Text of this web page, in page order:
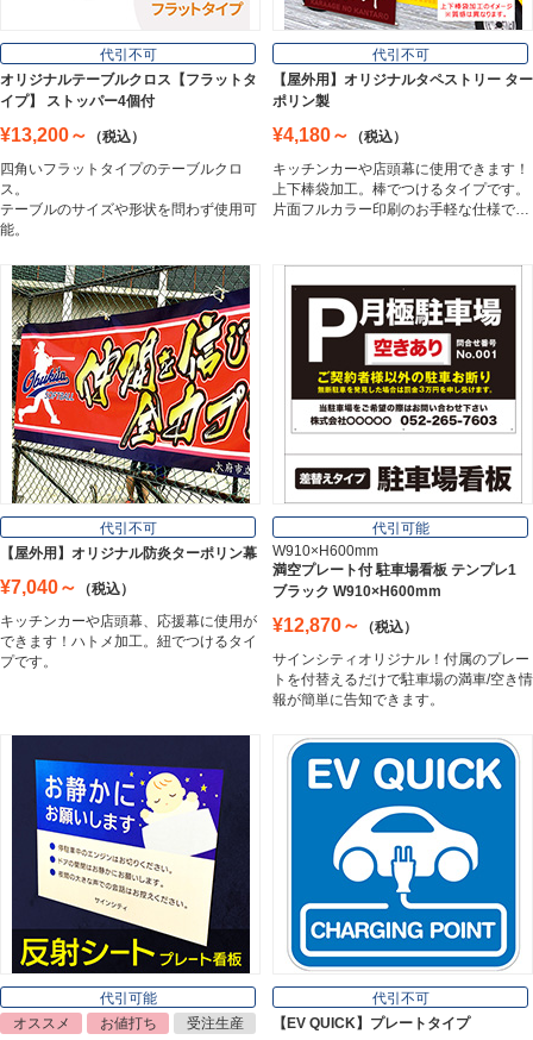
フロアサイン／路面表示
Floor / Road Surface Sign
アルミ複合板
Aluminum Composite Board
スチレンボード
Styrene Board
板材
Board
フレーム／看板枠
Frame
Magnet Sheet
インクジェットメディア
Inkjet Media
看板照明
Lighting Equipment
代引不可
オリジナルテーブルクロス【フラットタ
イプ】 ストッパー4個付
¥13,200～
（税込）
四角いフラットタイプのテーブルクロ
ス。
テーブルのサイズや形状を問わず使用可
能。
代引不可
【屋外用】オリジナルタペストリー ター
ポリン製
¥4,180～
（税込）
キッチンカーや店頭幕に使用できます！
上下棒袋加工。棒でつけるタイプです。
片面フルカラー印刷のお手軽な仕様で…
代引不可
【屋外用】オリジナル防炎ターポリン幕
¥7,040～
（税込）
キッチンカーや店頭幕、応援幕に使用が
できます！ハトメ加工。紐でつけるタイ
プです。
代引可能
W910×H600mm
満空プレート付 駐車場看板 テンプレ1
ブラック W910×H600mm
¥12,870～
（税込）
サインシティオリジナル！付属のプレー
トを付替えるだけで駐車場の満車/空き情
報が簡単に告知できます。
代引可能
オススメ
お値打ち
受注生産
代引不可
【EV QUICK】プレートタイプ